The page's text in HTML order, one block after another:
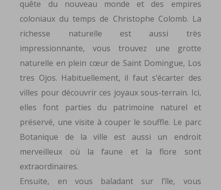
quête du nouveau monde et des empires
coloniaux du temps de Christophe Colomb. La
richesse naturelle est aussi très
impressionnante, vous trouvez une grotte
naturelle en plein cœur de Saint Domingue, Los
tres Ojos. Habituellement, il faut s’écarter des
villes pour découvrir ces joyaux sous-terrain. Ici,
elles font parties du patrimoine naturel et
préservé, une visite à couper le souffle. Le parc
Botanique de la ville est aussi un endroit
merveilleux où la faune et la flore sont
extraordinaires.
Ensuite, en vous baladant sur l’île, vous